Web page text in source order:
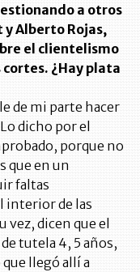
a otros
Alberto Rojas,
el clientelismo
¿Hay plata
de mi parte hacer
dicho por el
porque no
que en un
faltas
interior de las
vez, dicen que el
tutela 4, 5 años,
llegó allí a